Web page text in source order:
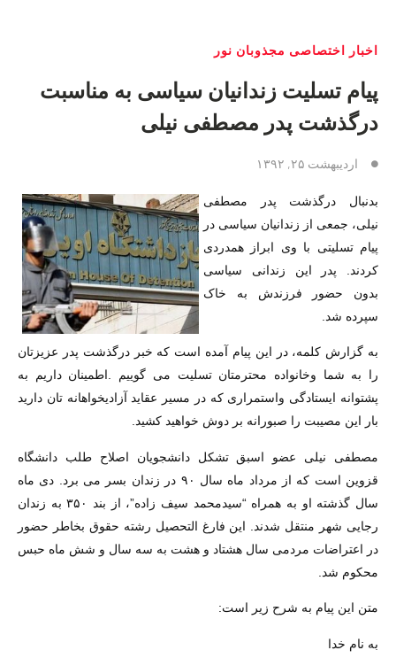
اخبار اختصاصی مجذوبان نور
پیام تسلیت زندانیان سیاسی به مناسبت
درگذشت پدر مصطفی نیلی
اردیبهشت ۲۵, ۱۳۹۲
بدنبال درگذشت پدر مصطفی
نیلی، جمعی از زندانیان سیاسی در
پیام تسلیتی با وی ابراز همدردی
کردند. پدر این زندانی سیاسی
بدون حضور فرزندش به خاک
سپرده شد.
به گزارش کلمه، در این پیام آمده است که خبر درگذشت پدر عزیزتان
را به شما وخانواده محترمتان تسلیت می گوییم .اطمینان داریم به
پشتوانه ایستادگی واستمراری که در مسیر عقاید آزادیخواهانه تان دارید
بار این مصیبت را صبورانه بر دوش خواهید کشید.
مصطفی نیلی عضو اسبق تشکل دانشجویان اصلاح طلب دانشگاه
قزوین است که از مرداد ماه سال ۹۰ در زندان بسر می برد. دی ماه
سال گذشته او به همراه “سیدمحمد سیف زاده”، از بند ۳۵۰ به زندان
رجایی شهر منتقل شدند. این فارغ التحصیل رشته حقوق بخاطر حضور
در اعتراضات مردمی سال هشتاد و هشت به سه سال و شش ماه حبس
محکوم شد.
متن این پیام به شرح زیر است:
به نام خدا